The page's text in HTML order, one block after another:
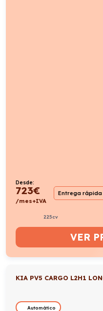
Desde:
723€
/mes+IVA
Entrega rápida
225cv
VER
KIA PV5 CARGO L2H1
Automático